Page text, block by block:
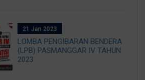
21 Jan 2023
LOMBA PENGIBARAN BENDERA
(LPB) PASMANGGAR IV TAHUN
2023